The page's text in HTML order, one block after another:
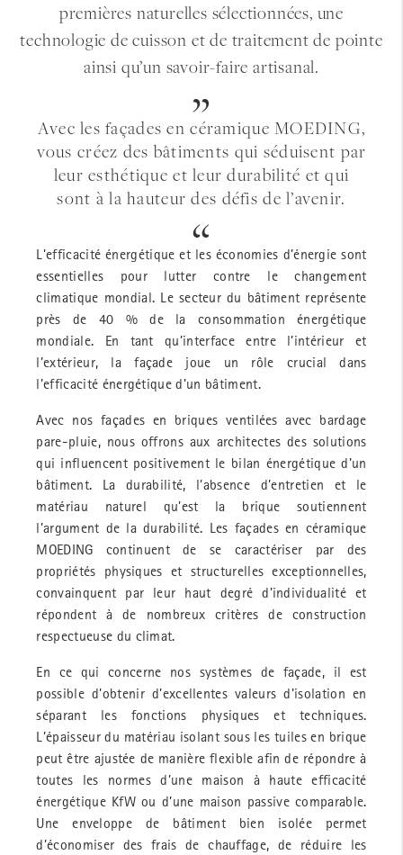
premières naturelles sélectionnées, une
technologie de cuisson et de traitement de pointe
ainsi qu’un savoir-faire artisanal.
Avec les façades en céramique MOEDING,
vous créez des bâtiments qui séduisent par
leur esthétique et leur durabilité et qui
sont à la hauteur des défis de l’avenir.
L’efficacité énergétique et les économies d’énergie sont
essentielles pour lutter contre le changement
climatique mondial. Le secteur du bâtiment représente
près de 40 % de la consommation énergétique
mondiale. En tant qu’interface entre l’intérieur et
l’extérieur, la façade joue un rôle crucial dans
l’efficacité énergétique d’un bâtiment.
Avec nos façades en briques ventilées avec bardage
pare-pluie, nous offrons aux architectes des solutions
qui influencent positivement le bilan énergétique d’un
bâtiment. La durabilité, l’absence d’entretien et le
matériau naturel qu’est la brique soutiennent
l’argument de la durabilité. Les façades en céramique
MOEDING continuent de se caractériser par des
propriétés physiques et structurelles exceptionnelles,
convainquent par leur haut degré d’individualité et
répondent à de nombreux critères de construction
respectueuse du climat.
En ce qui concerne nos systèmes de façade, il est
possible d’obtenir d’excellentes valeurs d’isolation en
séparant les fonctions physiques et techniques.
L’épaisseur du matériau isolant sous les tuiles en brique
peut être ajustée de manière flexible afin de répondre à
toutes les normes d’une maison à haute efficacité
énergétique KfW ou d’une maison passive comparable.
Une enveloppe de bâtiment bien isolée permet
d’économiser des frais de chauffage, de réduire les